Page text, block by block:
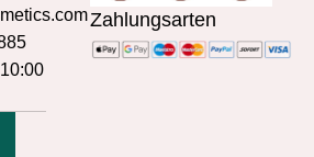
Zahlungsarten